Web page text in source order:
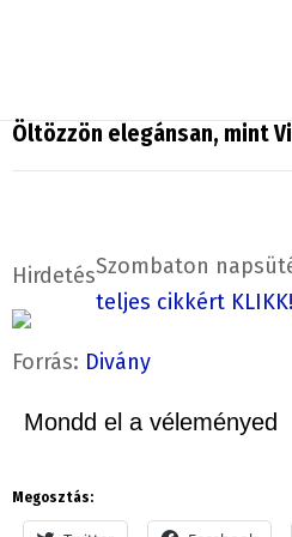
Öltözzön elegánsan, mint
HirdetésSzombaton
teljes cikkért KLIKK!
Forrás: Divány
Mondd el a véleményed
Megosztás: